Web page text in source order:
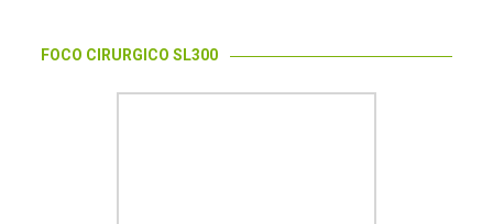
FOCO CIRURGICO SL300